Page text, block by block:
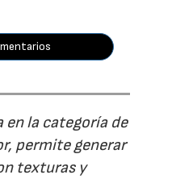
en la categoría de
permite generar
texturas y